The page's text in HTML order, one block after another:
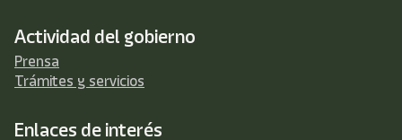
Actividad del gobierno
Prensa
Trámites y servicios
Enlaces de interés